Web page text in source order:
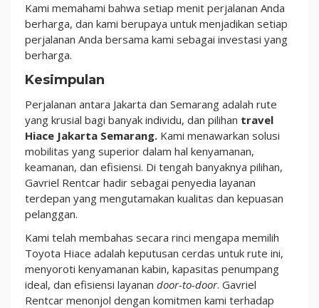
Kami memahami bahwa setiap menit perjalanan Anda
berharga, dan kami berupaya untuk menjadikan setiap
perjalanan Anda bersama kami sebagai investasi yang
berharga.
Kesimpulan
Perjalanan antara Jakarta dan Semarang adalah rute
yang krusial bagi banyak individu, dan pilihan travel
Hiace Jakarta Semarang. Kami menawarkan solusi
mobilitas yang superior dalam hal kenyamanan,
keamanan, dan efisiensi. Di tengah banyaknya pilihan,
Gavriel Rentcar hadir sebagai penyedia layanan
terdepan yang mengutamakan kualitas dan kepuasan
pelanggan.
Kami telah membahas secara rinci mengapa memilih
Toyota Hiace adalah keputusan cerdas untuk rute ini,
menyoroti kenyamanan kabin, kapasitas penumpang
ideal, dan efisiensi layanan door-to-door. Gavriel
Rentcar menonjol dengan komitmen kami terhadap